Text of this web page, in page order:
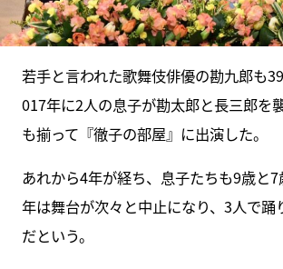
若手と言われた歌舞伎俳優の勘九郎も
017年に2人の息子が勘太郎と長三郎を
も揃って『徹子の部屋』に出演した。
あれから4年が経ち、息子たちも9歳と
年は舞台が次々と中止になり、3人で踊
だという。